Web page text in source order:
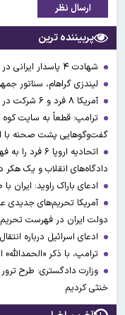
ارسال نظر
پربیننده ترین
شهادت ۴ پاسدار ایرانی در حمله دیشب آمریکت و عربستان به عراق
لیندزی گراهام، سناتور
آمریکا ۸ فرد و ۶ شرکت در ارتباط با دولت ایران را تحریم کرد
ترامپ: قطعاً به سایت
گفت‌وگوهایی پشت صحنه با
اتحادیه
دادگاه‌های انقلاب و یک
ادعای باراک راوید:
دولت ایران در فهرست
ادعای اسرائیل درباره
ترامپ، با ذکر
وزارت دادگستری: طرح
خنثی کردیم